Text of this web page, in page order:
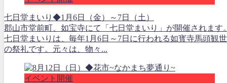
七日堂まいり◆1月6日（金）～7日（土）
郡山市堂前町、如宝寺にて「七日堂まいり」が開催されます
七日堂まいりは、毎年1月6日～7日に行われる如寳寺馬頭観
の祭礼です。元々は、物々...
イベント開催